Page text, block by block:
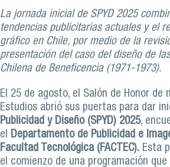
La jornada inicial de SPYD 2025
tendencias publicitarias actuales y el
gráfico en Chile, por medio de la
presentación del caso del diseño de
Chilena de Beneficencia (1971-1973).
El 25 de agosto, el Salón de Honor de
Estudios abrió sus puertas para dar
Publicidad y Diseño (SPYD) 2025,
el
Departamento de Publicidad e
Facultad Tecnológica (FACTEC). Esta
el comienzo de una programación